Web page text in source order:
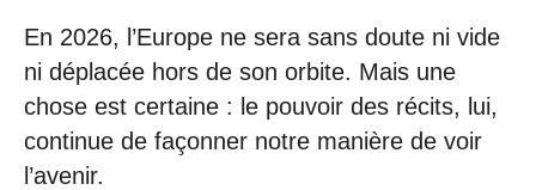
En 2026, l’Europe ne sera sans doute ni vide
ni déplacée hors de son orbite. Mais une
chose est certaine : le pouvoir des récits, lui,
continue de façonner notre manière de voir
l’avenir.